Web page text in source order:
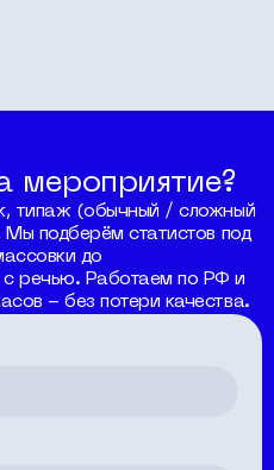
мероприятие?
типаж (обычный / сложный
подберём статистов под
до
с речью. Работаем по РФ и
- без потери качества.